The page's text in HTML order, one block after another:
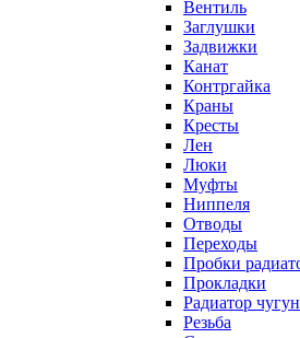
Вентиль
Заглушки
Задвижки
Канат
Контргайка
Краны
Кресты
Лен
Люки
Муфты
Ниппеля
Отводы
Переходы
Пробки
Прокладки
Радиатор
Резьба